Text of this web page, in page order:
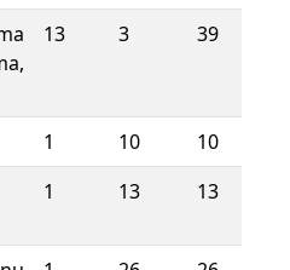
13 3 39
1 10
10
1 13 13